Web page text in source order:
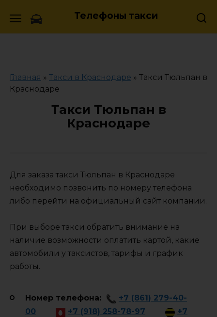
Телефоны такси
Главная » Такси в Краснодаре » Такси Тюльпан в
Краснодаре
Такси Тюльпан в
Краснодаре
Для заказа такси Тюльпан в Краснодаре
необходимо позвонить по номеру телефона
либо перейти на официальный сайт компании.
При выборе такси обратить внимание на
наличие возможности оплатить картой, какие
автомобили у таксистов, тарифы и график
работы.
Номер телефона:
+7 (861) 279-40-
00
+7 (918) 258-78-97
+7